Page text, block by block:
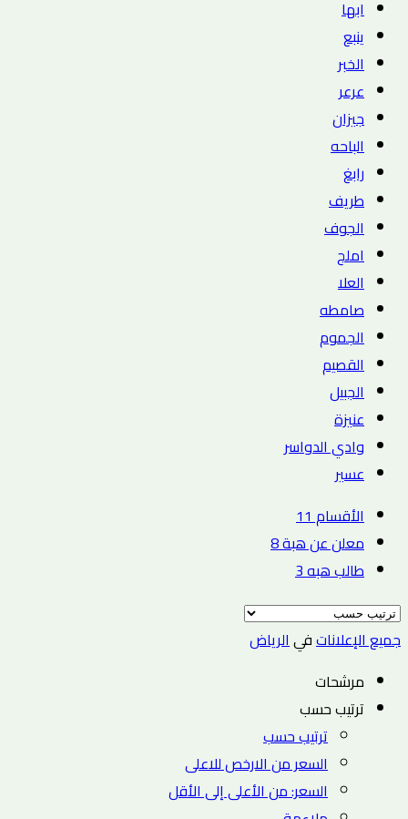
ابها
ينبع
الخبر
عرعر
جيزان
الباحه
رابغ
طريف
الجوف
املج
العلا
صامطه
الجموم
القصيم
الجبيل
عنيزة
وادي الدواسر
عسير
الأقسام11
معلن عن هبة8
طالب هبه3
جميع الإعلاناتفيالرياض
مرشحات
ترتيب حسب
ترتيب حسب
السعر من الارخص للاعلى
السعر: من الأعلى إلى الأقل